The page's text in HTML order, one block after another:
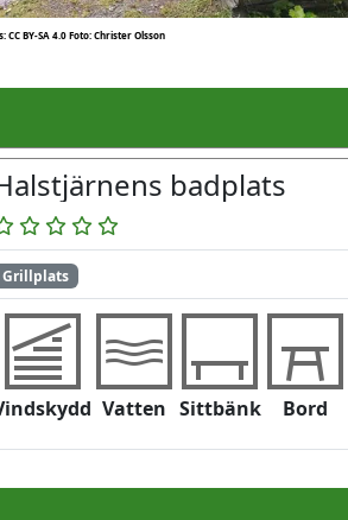
CC BY-SA 4.0Foto: Christer Olsson
badplats
Grillplats
Vatten Sittbänk Bord